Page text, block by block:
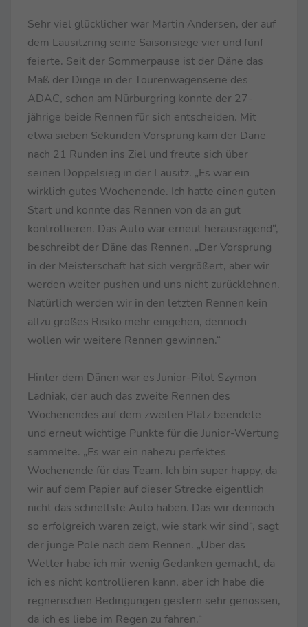
Sehr viel glücklicher war Martin Andersen, der auf
dem Lausitzring seine Saisonsiege vier und fünf
feierte. Seit der Sommerpause ist der Däne das
Maß der Dinge in der Tourenwagenserie des
ADAC, schon am Nürburgring konnte der 27-
jährige beide Rennen für sich entscheiden. Mit
etwa sieben Sekunden Vorsprung kam der Däne
nach 21 Runden ins Ziel und freute sich über
seinen Doppelsieg in der Lausitz. „Es war ein
wirklich gutes Wochenende. Ich hatte einen guten
Start und konnte das Rennen von da an gut
kontrollieren. Das Auto war erneut herausragend“,
beschreibt der Däne das Rennen. „Der Vorsprung
in der Meisterschaft hat sich vergrößert, aber wir
werden weiter pushen und uns nicht zurücklehnen.
Natürlich werden wir in den letzten Rennen kein
allzu großes Risiko mehr eingehen, dennoch
wollen wir weitere Rennen gewinnen.“
Hinter dem Dänen war es Junior-Pilot Szymon
Ladniak, der auch das zweite Rennen des
Wochenendes auf dem zweiten Platz beendete
und erneut wichtige Punkte für die Junior-Wertung
sammelte. „Es war ein nahezu perfektes
Wochenende für das Team. Ich bin super happy, da
wir auf dem Papier auf dieser Strecke eigentlich
nicht das schnellste Auto haben. Das wir dennoch
so erfolgreich waren zeigt, wie stark wir sind“, sagt
der junge Pole nach dem Rennen. „Über das
Wetter habe ich mir wenig Gedanken gemacht, da
ich es nicht kontrollieren kann, aber ich habe die
regnerischen Bedingungen gestern sehr genossen,
da ich es liebe im Regen zu fahren.“